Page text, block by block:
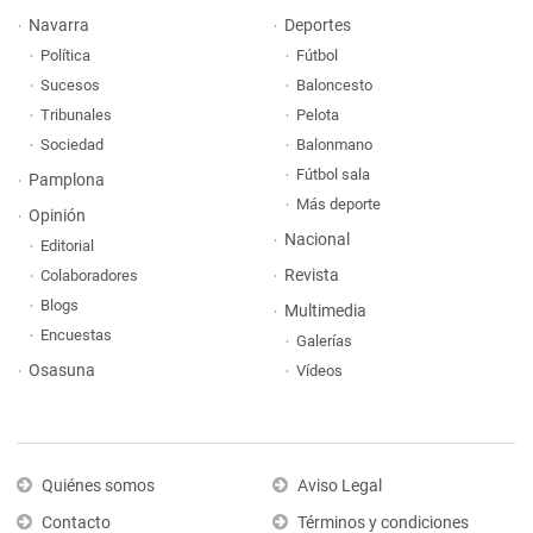
Navarra
Política
Sucesos
Tribunales
Sociedad
Pamplona
Opinión
Editorial
Colaboradores
Blogs
Encuestas
Osasuna
Deportes
Fútbol
Baloncesto
Pelota
Balonmano
Fútbol sala
Más deporte
Nacional
Revista
Multimedia
Galerías
Vídeos
Quiénes somos
Contacto
Aviso Legal
Términos y condiciones